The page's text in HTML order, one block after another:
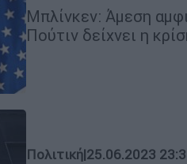
Μπλίνκεν: Άμεση
Πούτιν δείχνει η
Πολιτική|25.06.2023